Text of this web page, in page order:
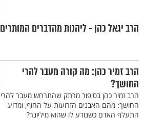
הרב יגאל כהן - ליהנות מהדברים המותרים
הרב זמיר כהן: מה קורה מעבר להרי
החושך?
הרב זמיר כהן בסיפור מרתק שהתרחש מעבר להרי
החושך: מהם האבנים הזרועות על החוף, ומדוע
התעלף האדם כשנודע לו שהוא מיליונר?